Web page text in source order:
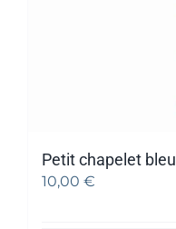
Petit chapelet bleu
10,00 €